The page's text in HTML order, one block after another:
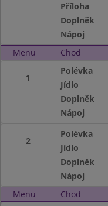
Příloha
Doplněk
Nápoj
Menu
Chod
1
Polévka
Jídlo
Doplněk
Nápoj
2
Polévka
Jídlo
Doplněk
Nápoj
Menu
Chod